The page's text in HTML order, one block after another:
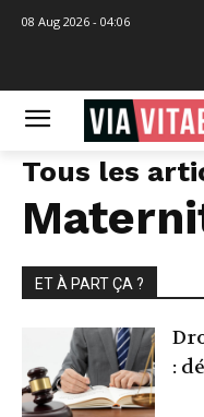
08 Aug 2026 - 04:06
Tous les
ET À PART ÇA ?
: